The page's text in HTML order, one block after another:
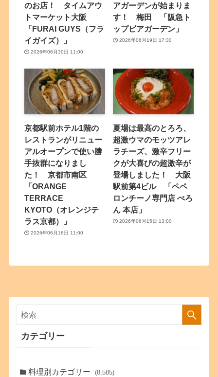
のお店！ タイムアウ
トマーケット大阪
「FURAI GUYS（フラ
イガイズ）」
2026年06月30日 11:00
アガーデンが始まりま
す！ 梅田 「阪急ト
ップビアガーデン」
2026年06月19日 17:30
京都駅前ホテル1階の
レストランがリニュー
アルオープンで使い勝
手抜群になりまし
た！ 京都市南区
「ORANGE
TERRACE
KYOTO（オレンジテ
ラス京都）」
2026年06月16日 11:00
夏場は最高のとろろ、
超激ウマのモッツアレ
ラチーズ、激辛フリー
クが大喜びの超激辛が
登場しました！ 大阪
駅前第4ビル 「ペペ
ロンチーノ専門店 ぺろ
ん 本店」
2026年06月15日 13:00
カテゴリー
料理別カテゴリー (8,585)